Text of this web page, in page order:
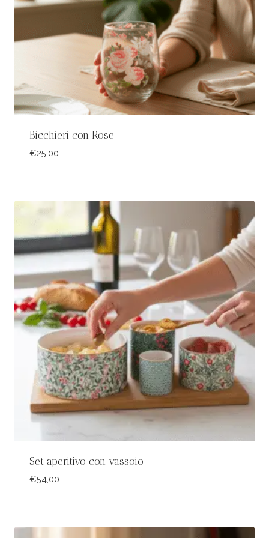
Bicchieri con Rose
€25,00
Set aperitivo con vassoio
€54,00